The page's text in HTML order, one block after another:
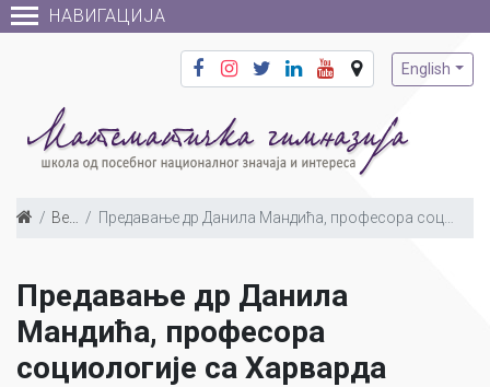
НАВИГАЦИЈА
English
Вести Предавање др Данила Мандића, професора социологије са Харварда
Предавање др Данила
Мандића, професора
социологије са Харварда